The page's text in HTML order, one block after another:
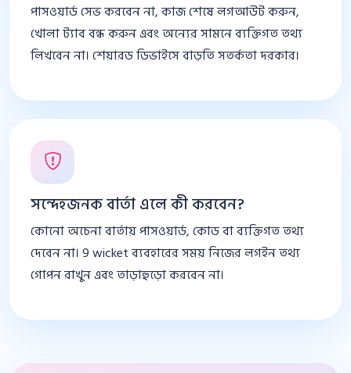
পাসওয়ার্ড সেভ করবেন না, কাজ শেষে লগআউট করুন,
খোলা ট্যাব বন্ধ করুন এবং অন্যের সামনে ব্যক্তিগত তথ্য
লিখবেন না। শেয়ারড ডিভাইসে বাড়তি সতর্কতা দরকার।
সন্দেহজনক বার্তা এলে কী করবেন?
কোনো অচেনা বার্তায় পাসওয়ার্ড, কোড বা ব্যক্তিগত তথ্য
দেবেন না। 9 wicket ব্যবহারের সময় নিজের লগইন তথ্য
গোপন রাখুন এবং তাড়াহুড়ো করবেন না।